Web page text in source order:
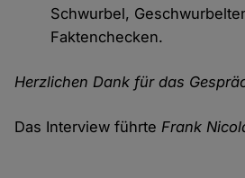
Schwurbel,
Faktenchecken.
Herzlichen Dank für das
Das Interview führte Frank